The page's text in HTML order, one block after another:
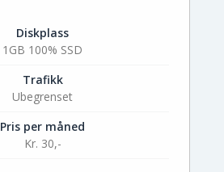
Diskplass
1GB 100% SSD
Trafikk
Ubegrenset
Pris per måned
Kr. 30,-